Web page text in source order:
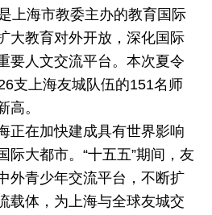
上海市教委主办的教育国际
大教育对外开放，深化国际
要人文交流平台。本次夏令
支上海友城队伍的151名师
高。
正在加快建成具有世界影响
际大都市。“十五五”期间，友
外青少年交流平台，不断扩
载体，为上海与全球友城交